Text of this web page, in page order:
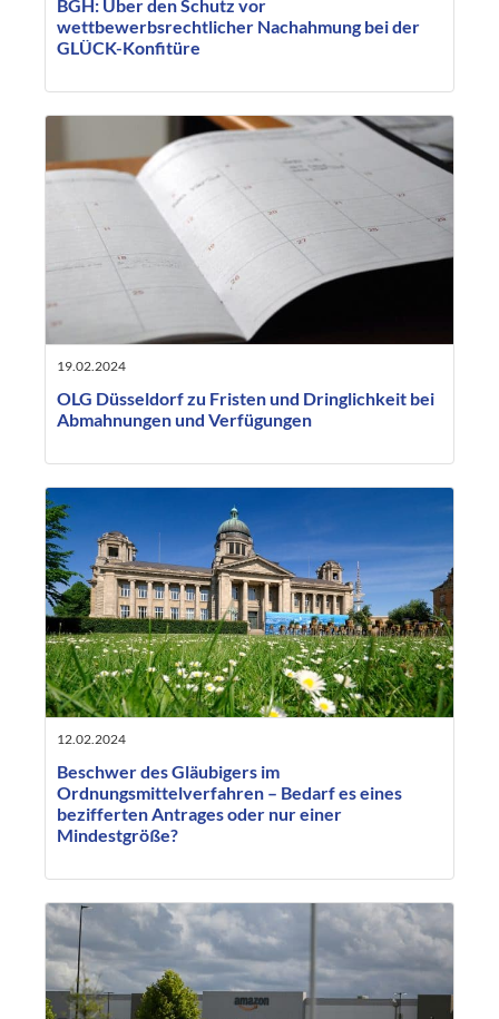
BGH: Über den Schutz vor
wettbewerbsrechtlicher Nachahmung bei der
GLÜCK-Konfitüre
19.02.2024
OLG Düsseldorf zu Fristen und Dringlichkeit bei
Abmahnungen und Verfügungen
12.02.2024
Beschwer des Gläubigers im
Ordnungsmittelverfahren – Bedarf es eines
bezifferten Antrages oder nur einer
Mindestgröße?